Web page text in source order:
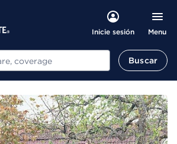
Inicie sesión Menu
Buscar